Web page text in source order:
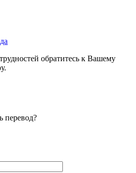
обратитесь к Вашему
перевод?